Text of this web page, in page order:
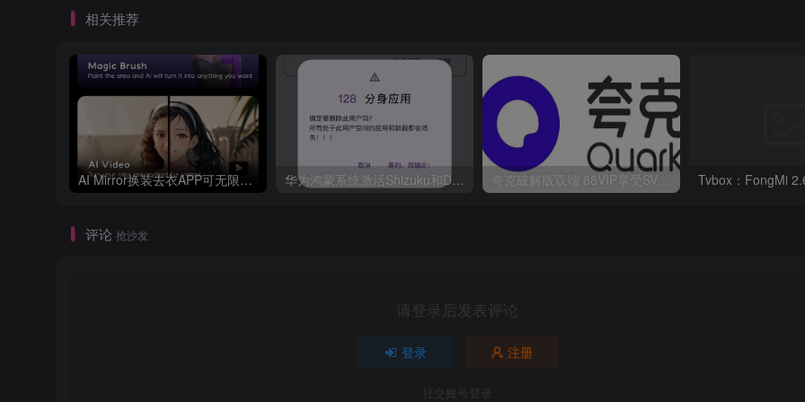
相关推荐
AI Mirror换装去衣APP可无限白嫖！ 华为鸿蒙系统激活Shizuku和Dhizuku
评论 抢沙发
请登录后发表评论
登录 注册
社交账号登录